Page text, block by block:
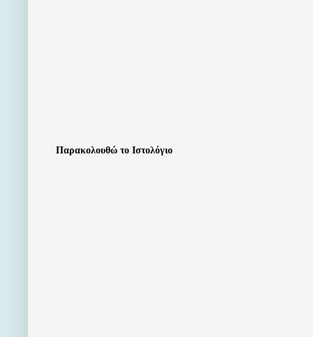
Παρακολουθώ το Ιστολόγιο